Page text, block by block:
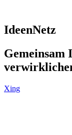
IdeenNetz
Gemeinsam
Xing